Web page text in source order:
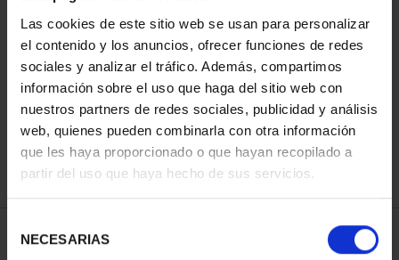
Las cookies de este sitio web se usan para personalizar
el contenido y los anuncios, ofrecer funciones de redes
sociales y analizar el tráfico. Además, compartimos
información sobre el uso que haga del sitio web con
nuestros partners de redes sociales, publicidad y análisis
web, quienes pueden combinarla con otra información
que les haya proporcionado o que hayan recopilado a
partir del uso que haya hecho de sus servicios.
NECESARIAS
ORDENAR POR:
REFINAR
1 Productos encontrados